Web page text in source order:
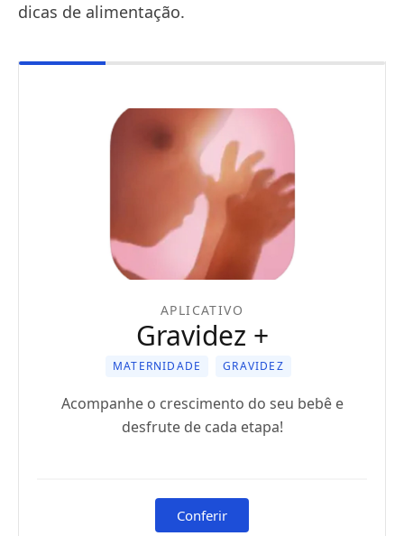
dicas de alimentação.
APLICATIVO
Gravidez +
MATERNIDADE GRAVIDEZ
Acompanhe o crescimento do seu bebê e
desfrute de cada etapa!
Conferir